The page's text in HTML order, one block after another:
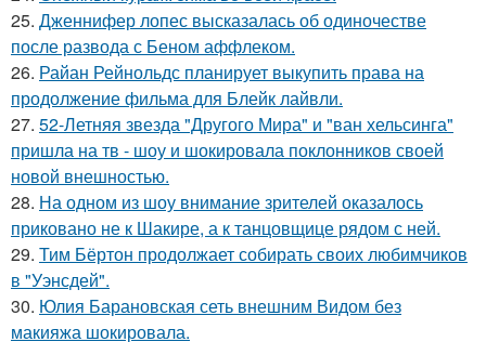
25. Дженнифер лопес высказалась об одиночестве
после развода с Беном аффлеком.
26. Райан Рейнольдс планирует выкупить права на
продолжение фильма для Блейк лайвли.
27. 52-Летняя звезда "Другого Мира" и "ван хельсинга"
пришла на тв - шоу и шокировала поклонников своей
новой внешностью.
28. На одном из шоу внимание зрителей оказалось
приковано не к Шакире, а к танцовщице рядом с ней.
29. Тим Бёртон продолжает собирать своих любимчиков
в "Уэнсдей".
30. Юлия Барановская сеть внешним Видом без
макияжа шокировала.